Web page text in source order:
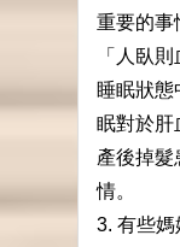
重要的事
「人臥
睡眠狀態
眠對於肝
產後掉髮
情。
3. 有些媽